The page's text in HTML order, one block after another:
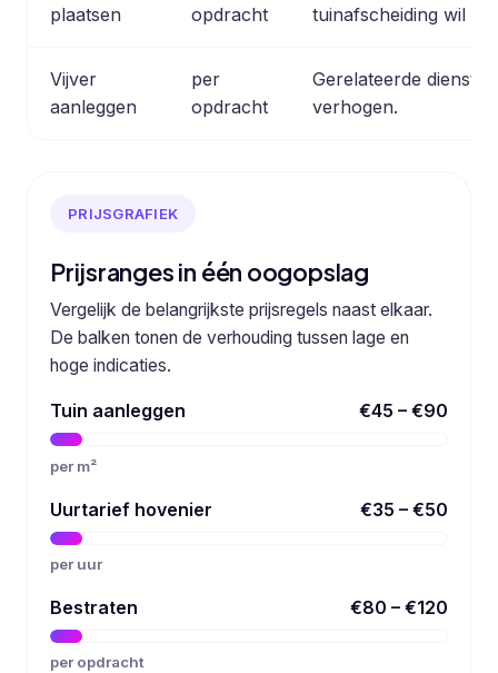
plaatsen opdracht tuinafscheiding wil
Vijver
aanleggen
per
opdracht
Gerelateerde dienst
verhogen.
PRIJSGRAFIEK
Prijsranges in één oogopslag
Vergelijk de belangrijkste prijsregels naast elkaar.
De balken tonen de verhouding tussen lage en
hoge indicaties.
Tuin aanleggen €45 – €90
per m²
Uurtarief hovenier €35 – €50
per uur
Bestraten €80 – €120
per opdracht